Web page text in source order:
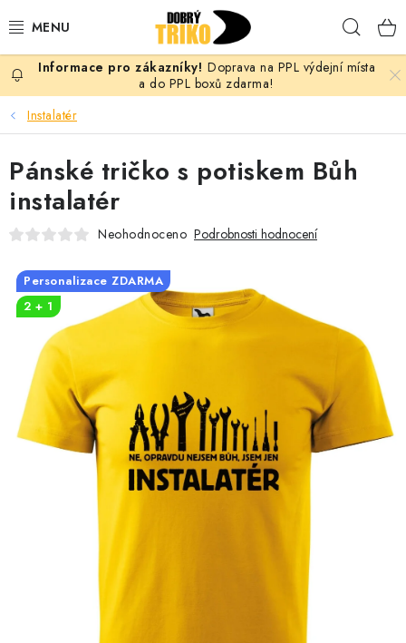
na
PRO ŽENY
PRO MUŽE
PRO DĚTI
PRO PÁRY
VLASTNÍ MOTIV
TRIČKA
MIKINY
OKAMŽITĚ K ODBĚRU
MÁM SRDCE POMÁHÁM
Doprava na PPL výdejní místa
a do PPL boxů zdarma!
Instalatér
Pánské tričko s potiskem Bůh
instalatér
Neohodnoceno Podrobnosti hodnocení
Personalizace ZDARMA
2 + 1